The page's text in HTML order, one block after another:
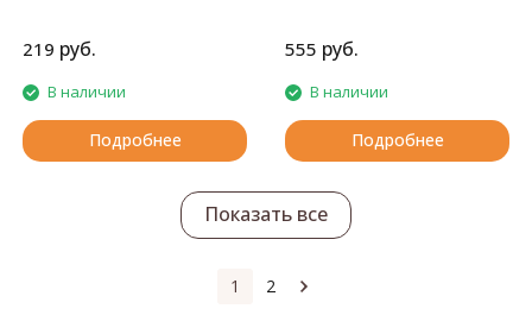
219 руб.
В наличии
Подробнее
555 руб.
В наличии
Подробнее
Показать все
1 2